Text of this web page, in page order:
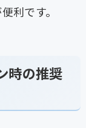
利です。
時の推奨